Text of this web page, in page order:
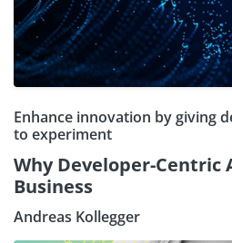
Enhance innovation by giving
to experiment
Why Developer-Centric
Business
Andreas Kollegger